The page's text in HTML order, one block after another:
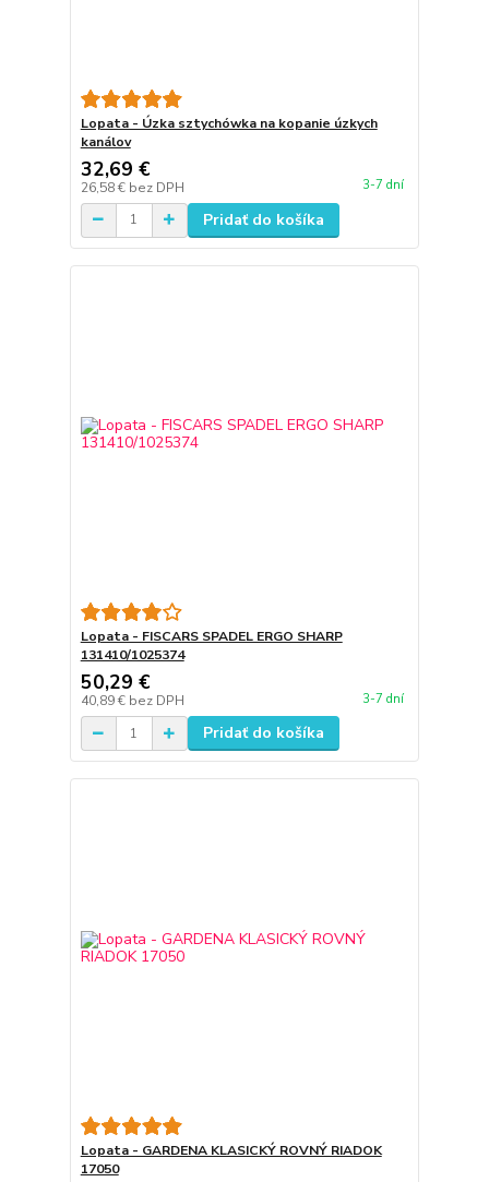
Lopata - Úzka sztychówka na kopanie úzkych
kanálov
32,69 €
26,58 € bez DPH 3-7 dní
Pridať do košíka
Lopata - FISCARS SPADEL ERGO SHARP
131410/1025374
50,29 €
40,89 € bez DPH 3-7 dní
Pridať do košíka
Lopata - GARDENA KLASICKÝ ROVNÝ RIADOK
17050